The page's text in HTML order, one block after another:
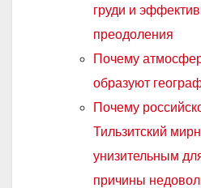
груди и
преодоления
Почему
образуют
Почему
Тильзитский
унизительным
причины